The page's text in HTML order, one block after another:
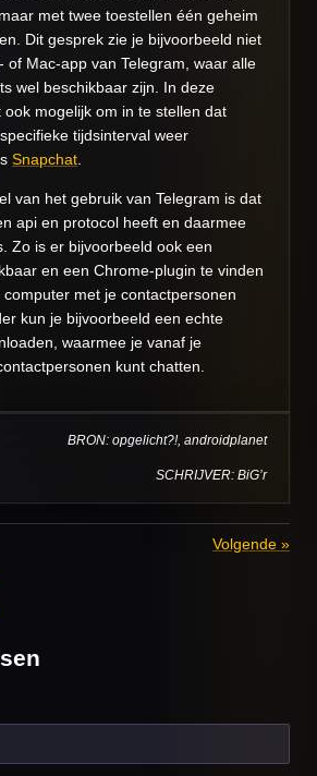
met twee toestellen één geheim
Dit gesprek zie je bijvoorbeeld niet
of Mac-app van Telegram, waar alle
wel beschikbaar zijn. In deze
mogelijk om in te stellen dat
tijdsinterval weer
Snapchat
van het gebruik van Telegram is dat
api en protocol heeft en daarmee
Zo is er bijvoorbeeld ook een
en een Chrome-plugin te vinden
met je contactpersonen
kun je bijvoorbeeld een echte
waarmee je vanaf je
kunt chatten.
BRON: opgelicht?!, androidplanet
SCHRIJVER: BiG’r
Volgende »